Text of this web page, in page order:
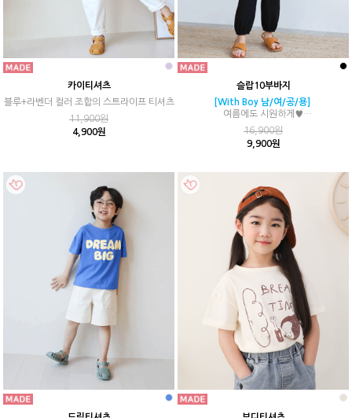
카이티셔츠
블루+라벤더 컬러 조합의 스트라이프 티셔츠
11,900원
4,900원
슬랍10부바지
[With Boy 남/여/공/용]
여름에도 시원하게♥
면과 레이온 혼방소재로 촉감이 부드러워요~
16,900원
9,900원